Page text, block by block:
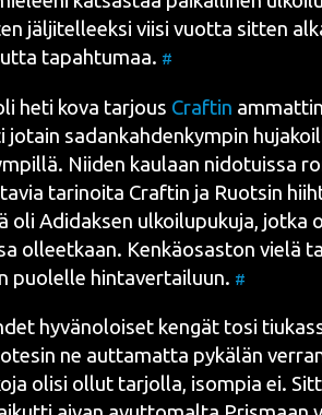
jäl­ji­tel­leek­si vii­si vuot­ta sit­ten
tapah­tu­maa. #
heti kova tar­jous Craf­tin
jotain sadan­kah­den­kym­pin
Nii­den kau­laan nido­tuis­sa
tari­noi­ta Craf­tin ja Ruot­sin
oli Adi­dak­sen ulkoi­lu­pu­ku­ja, jot­ka
olleet­kaan. Ken­kä­osas­ton vie­lä
puo­lel­le hin­ta­ver­tai­luun. #
hyvä­no­loi­set ken­gät tosi
ne aut­ta­mat­ta pykä­län
oli­si ollut tar­jol­la, isom­pia ei.